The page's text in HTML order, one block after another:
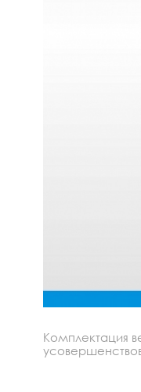
Комплектация